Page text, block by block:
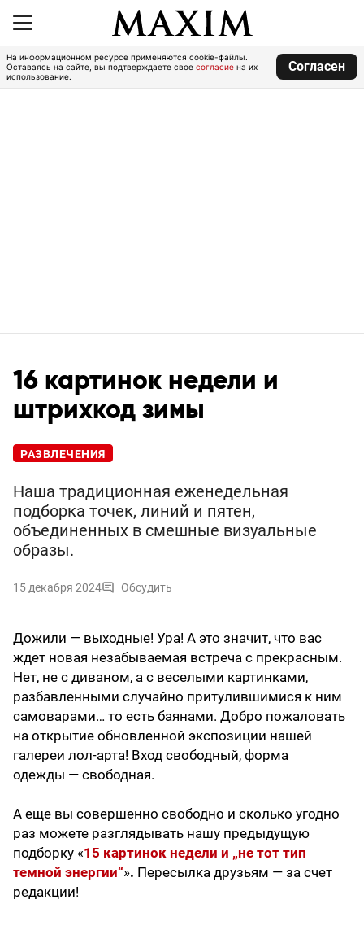
На информационном ресурсе применяются cookie-файлы.
Оставаясь на сайте, вы подтверждаете свое согласие на их
использование.
Согласен
16 картинок недели и
штрихкод зимы
РАЗВЛЕЧЕНИЯ
Наша традиционная еженедельная
подборка точек, линий и пятен,
объединенных в смешные визуальные
образы.
15 декабря 2024 Обсудить
Дожили — выходные! Ура! А это значит, что вас
ждет новая незабываемая встреча с прекрасным.
Нет, не с диваном, а с веселыми картинками,
разбавленными случайно притулившимися к ним
самоварами… то есть баянами. Добро пожаловать
на открытие обновленной экспозиции нашей
галереи лол-арта! Вход свободный, форма
одежды — свободная.
А еще вы совершенно свободно и сколько угодно
раз можете разглядывать нашу предыдущую
подборку «15 картинок недели и „не тот тип
темной энергии“». Пересылка друзьям — за счет
редакции!